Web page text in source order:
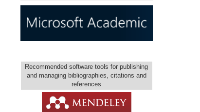
Recommended software tools for publishing
and managing bibliographies, citations and
references